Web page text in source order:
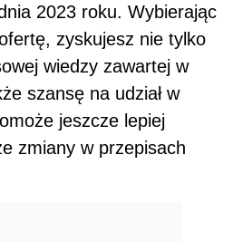
2023 roku. Wybierając
zyskujesz nie tylko
wiedzy zawartej w
szansę na udział w
jeszcze lepiej
zmiany w przepisach